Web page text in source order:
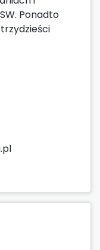
Ponadto